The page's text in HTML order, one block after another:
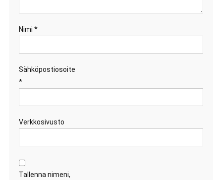
Nimi *
Sähköpostiosoite
*
Verkkosivusto
Tallenna nimeni,